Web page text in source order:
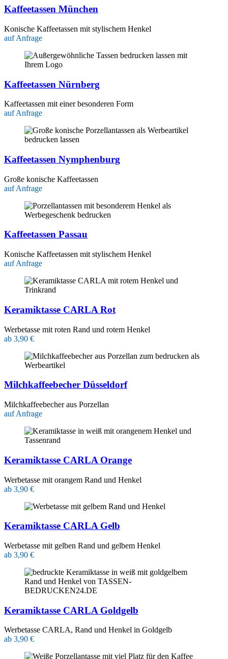
Kaffeetassen München
Konische Kaffeetassen mit stylischem Henkel
auf Anfrage
Kaffeetassen Nürnberg
Kaffeetassen mit einer besonderen Form
auf Anfrage
Kaffeetassen Nymphenburg
Große konische Kaffeetassen
auf Anfrage
Kaffeetassen Passau
Konische Kaffeetassen mit stylischem Henkel
auf Anfrage
Keramiktasse CARLA Rot
Werbetasse mit roten Rand und rotem Henkel
ab 3,90 €
Milchkaffeebecher Düsseldorf
Milchkaffeebecher aus Porzellan
auf Anfrage
Keramiktasse CARLA Orange
Werbetasse mit orangem Rand und Henkel
ab 3,90 €
Keramiktasse CARLA Gelb
Werbetasse mit gelben Rand und gelbem Henkel
ab 3,90 €
Keramiktasse CARLA Goldgelb
Werbetasse CARLA, Rand und Henkel in Goldgelb
ab 3,90 €